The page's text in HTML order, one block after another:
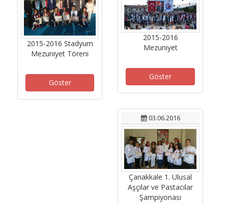
2015-2016 Stadyum
Mezuniyet Töreni
Göster
2015-2016
Mezuniyet
Göster
03.06.2016
Çanakkale 1. Ulusal
Aşçılar ve Pastacılar
Şampiyonası